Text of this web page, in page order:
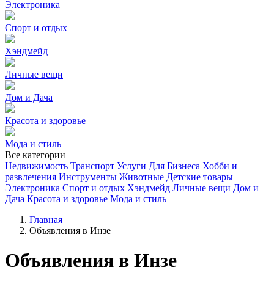
Электроника
Спорт и отдых
Хэндмейд
Личные вещи
Дом и Дача
Красота и здоровье
Мода и стиль
Все категории
Недвижимость Транспорт Услуги Для Бизнеса Хобби и
развлечения Инструменты Животные Детские товары
Электроника Спорт и отдых Хэндмейд Личные вещи Дом и
Дача Красота и здоровье Мода и стиль
Главная
Объявления в Инзе
Объявления в Инзе